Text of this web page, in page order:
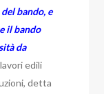
bando, e
il bando
da
edili
detta